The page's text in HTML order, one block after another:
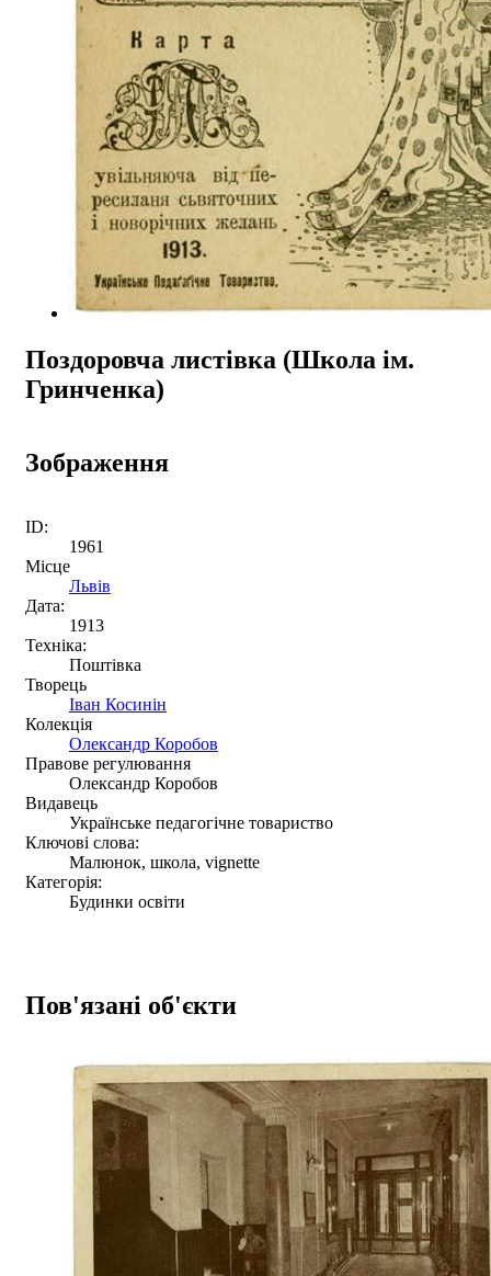
Поздоровча листівка (Школа ім.
Гринченка)
Зображення
ID:
1961
Місце
Львів
Дата:
1913
Техніка:
Поштівка
Творець
Іван Косинін
Колекція
Олександр Коробов
Правове регулювання
Олександр Коробов
Видавець
Українське педагогічне товариство
Ключові слова:
Малюнок, школа, vignette
Категорія:
Будинки освіти
Пов'язані об'єкти